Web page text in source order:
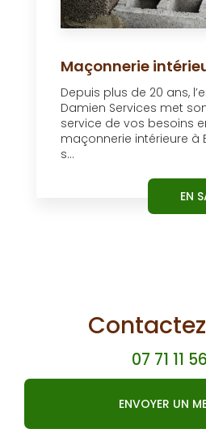
Maçonnerie
Depuis plus de 20 ans,
Damien Services met
service de vos besoins
maçonnerie intérieure à
s...
EN
07 71 11
ENVOYER UN